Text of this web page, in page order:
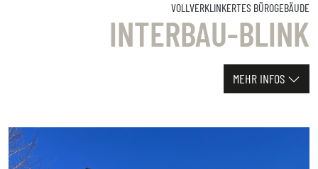
VOLLVERKLINKERTES BÜROGEBÄUDE
INTERBAU-BLINK
MEHR INFOS